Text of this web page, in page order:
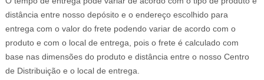
distância entre nosso depósito e o endereço escolhido para
entrega com o valor do frete podendo variar de acordo com o
produto e com o local de entrega, pois o frete é calculado com
base nas dimensões do produto e distância entre o nosso Centro
de Distribuição e o local de entrega.